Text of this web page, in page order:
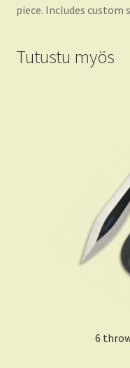
piece. Includes custom
Tutustu myös
6